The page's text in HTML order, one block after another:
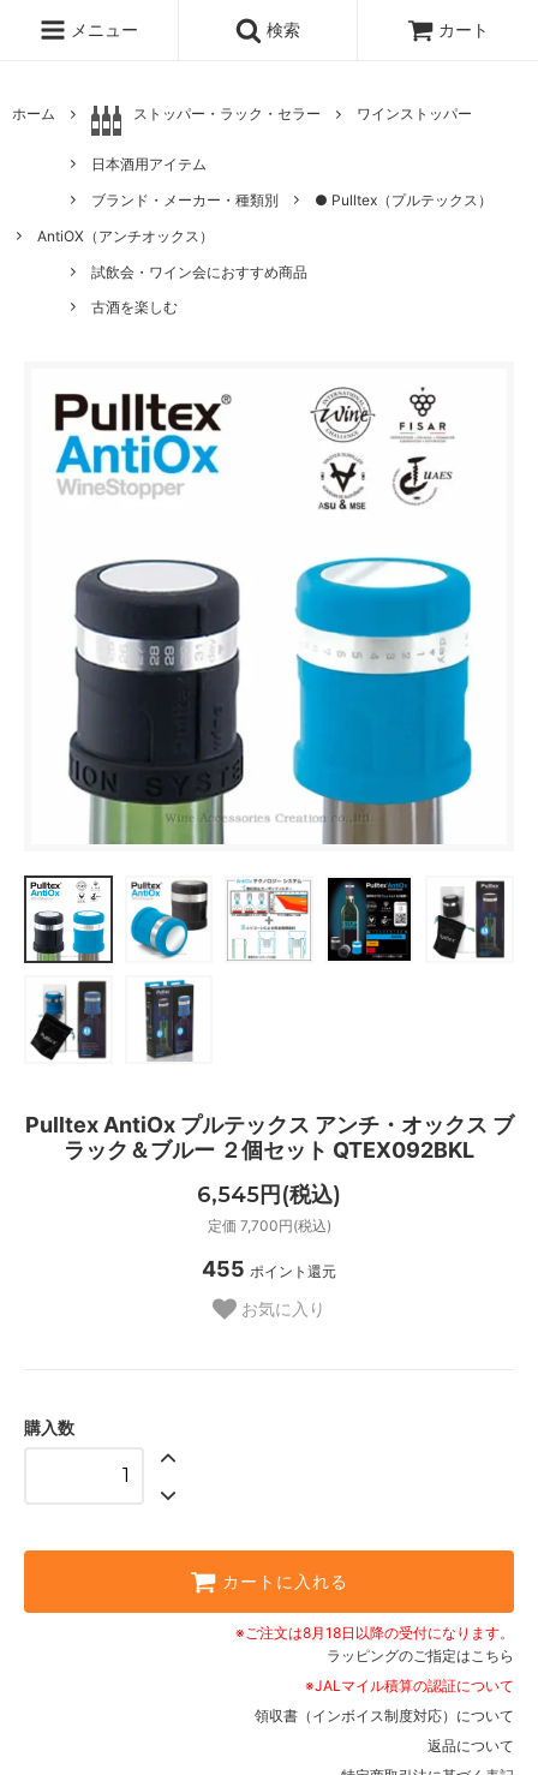
メニュー 検索 カート
ホーム ストッパー・ラック・セラー ワインストッパー
日本酒用アイテム
ブランド・メーカー・種類別
● Pulltex（プルテックス）
AntiOX（アンチオックス）
試飲会・ワイン会におすすめ商品
古酒を楽しむ
Pulltex AntiOx プルテックス アンチ・オックス ブ
ラック＆ブルー ２個セット QTEX092BKL
6,545円(税込)
定価 7,700円(税込)
455 ポイント還元
お気に入り
購入数
カートに入れる
※ご注文は8月18日以降の受付になります。
ラッピングのご指定はこちら
※JALマイル積算の認証について
領収書（インボイス制度対応）について
返品について